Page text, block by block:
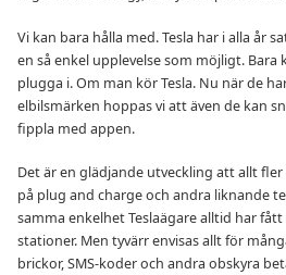
Vi kan bara hålla med. Tesla har i alla år
en så enkel upplevelse som möjligt.
plugga i. Om man kör Tesla. Nu när de
elbilsmärken hoppas vi att även de kan
fippla med appen.
Det är en glädjande utveckling att allt
på plug and charge och andra liknande
samma enkelhet Teslaägare alltid har fått
stationer. Men tyvärr envisas allt för
brickor, SMS-koder och andra obskyra